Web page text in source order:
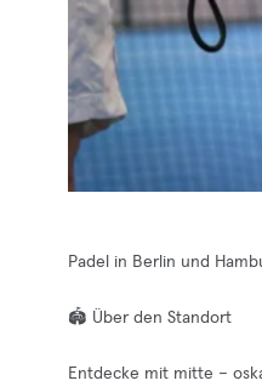
Padel in Berlin und
🏟️ Über den Standort
Entdecke mit mitte –